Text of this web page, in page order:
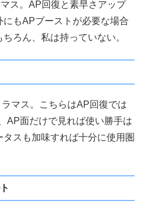
ス。AP回復と素早さアップ
もAPブーストが必要な場合
ろん、私は持っていない。
マス。こちらはAP回復では
AP面だけで見れば使い勝手は
スも加味すれば十分に使用圏